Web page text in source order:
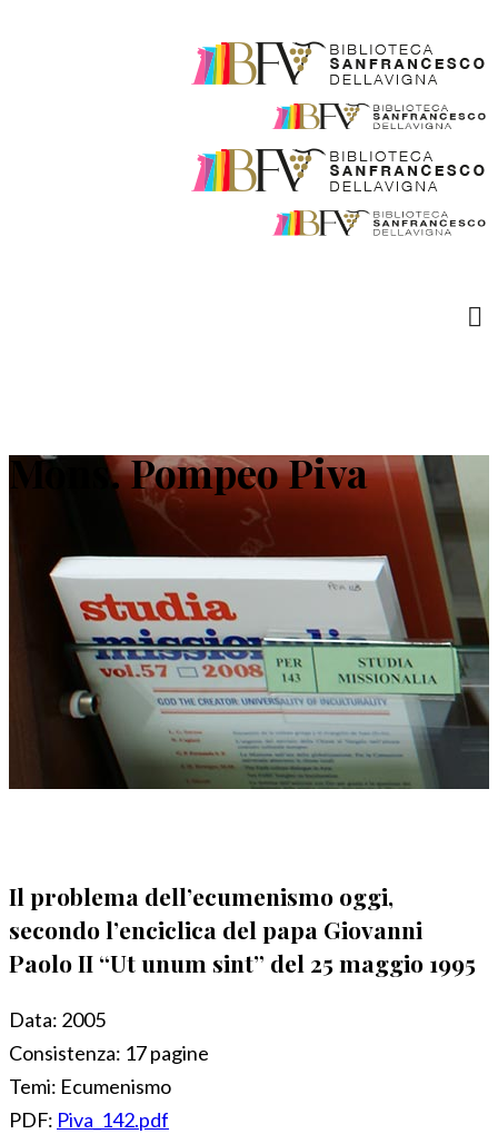
Mons. Pompeo Piva
Il problema dell’ecumenismo oggi,
secondo l’enciclica del papa Giovanni
Paolo II “Ut unum sint” del 25 maggio 1995
Data: 2005
Consistenza: 17 pagine
Temi: Ecumenismo
PDF: Piva_142.pdf